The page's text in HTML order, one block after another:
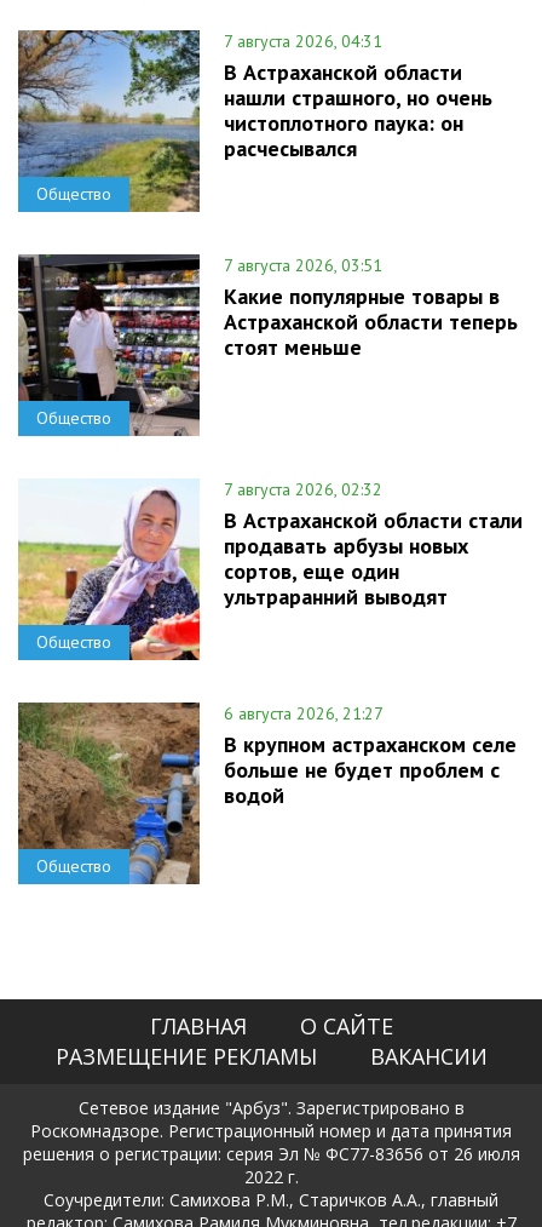
Общество
7 августа 2026, 04:31
В Астраханской области
нашли страшного, но очень
чистоплотного паука: он
расчесывался
Общество
7 августа 2026, 03:51
Какие популярные товары в
Астраханской области теперь
стоят меньше
Общество
7 августа 2026, 02:32
В Астраханской области стали
продавать арбузы новых
сортов, еще один
ультраранний выводят
Общество
6 августа 2026, 21:27
В крупном астраханском селе
больше не будет проблем с
водой
ГЛАВНАЯ
О САЙТЕ
РАЗМЕЩЕНИЕ РЕКЛАМЫ
ВАКАНСИИ
Сетевое издание "Арбуз". Зарегистрировано в
Роскомнадзоре. Регистрационный номер и дата принятия
решения о регистрации: серия Эл № ФС77-83656 от 26 июля
2022 г.
Соучредители: Самихова Р.М., Старичков А.А., главный